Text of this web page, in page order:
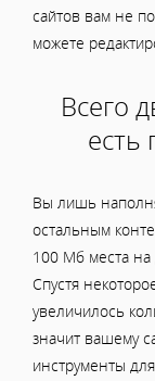
сайтов вам не
можете
Всего
есть
Вы лишь
остальным
100 Мб места на
Спустя
увеличилось
значит вашему
инструменты